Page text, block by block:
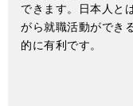
できます。日本人と
がら就職活動ができ
的に有利です。